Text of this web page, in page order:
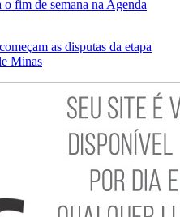
fim de semana na Agenda
as disputas da etapa
Minas